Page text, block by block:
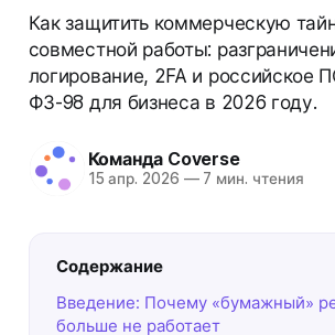
Как защитить коммерческую
совместной работы:
логирование, 2FA и российское
ФЗ-98 для бизнеса в 2026 году.
Команда Coverse
15 апр. 2026 —7 мин. чтения
Содержание
Введение: Почему «бумажный»
больше не работает